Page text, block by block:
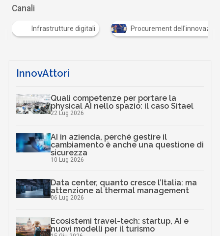
Argomenti
Infrastrutture digitali Procurement dell'innovazione